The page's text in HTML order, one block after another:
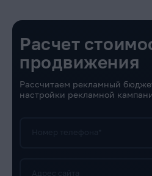
Расчет
продвижения
Рассчитаем рекламный
настройки рекламной